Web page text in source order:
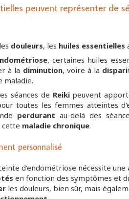
peuvent représenter de
douleurs, les huiles essentielles
, certaines huiles
à la diminution, voire à la
maladie.
séances de Reikipeuvent
toutes les femmes atteintes
perdurant au-delà des
cette maladie chronique.
personnalisé
d'endométriose nécessite une
en fonction des symptômes et
les douleurs, bien sûr, mais